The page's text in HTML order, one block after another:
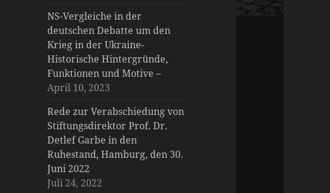
NS-Vergleiche in der
deutschen Debatte um den
Krieg in der Ukraine-
Historische Hintergründe,
Funktionen und Motive –
April 10, 2023
Rede zur Verabschiedung von
Stiftungsdirektor Prof. Dr.
Detlef Garbe in den
Ruhestand, Hamburg, den 30.
Juni 2022
Juli 24, 2022